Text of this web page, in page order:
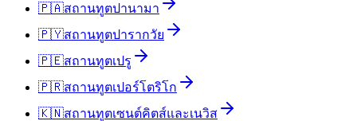
🇵🇦สถานทูตปานามา
🇵🇾สถานทูตปารากวัย
🇵🇪สถานทูตเปรู
🇵🇷สถานทูตเปอร์โตริโก
🇰🇳สถานทูตเซนต์คิตส์และเนวิส